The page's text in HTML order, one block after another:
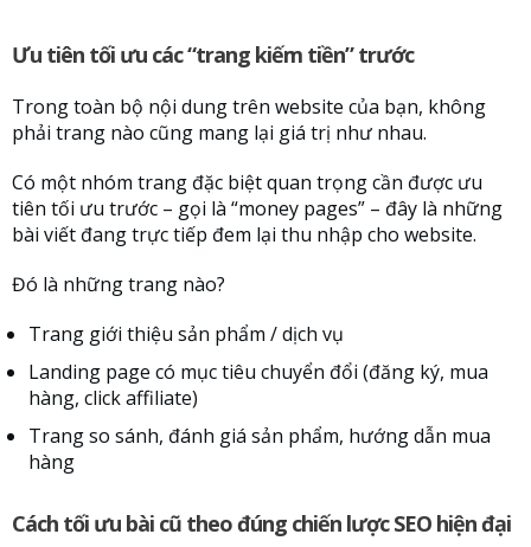
Ưu tiên tối ưu các “trang kiếm tiền” trước
Trong toàn bộ nội dung trên website của bạn, không
phải trang nào cũng mang lại giá trị như nhau.
Có một nhóm trang đặc biệt quan trọng cần được ưu
tiên tối ưu trước – gọi là “money pages” – đây là những
bài viết đang trực tiếp đem lại thu nhập cho website.
Đó là những trang nào?
Trang giới thiệu sản phẩm / dịch vụ
Landing page có mục tiêu chuyển đổi (đăng ký, mua
hàng, click affiliate)
Trang so sánh, đánh giá sản phẩm, hướng dẫn mua
hàng
Cách tối ưu bài cũ theo đúng chiến lược SEO hiện đại